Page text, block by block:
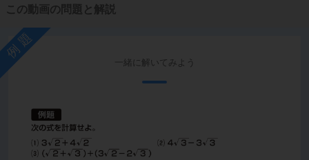
この動画の問題と解説
例題
一緒に解いてみよう